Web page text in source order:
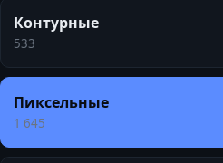
Контурные
533
Пиксельные
1 645